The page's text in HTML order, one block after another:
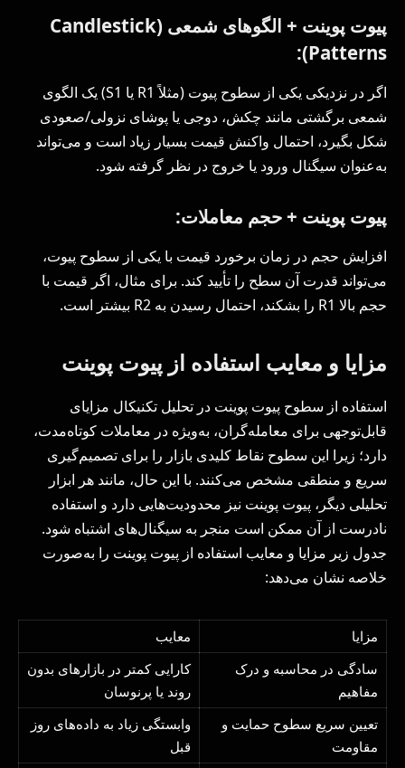
پیوت پوینت + الگوهای شمعی (Candlestick
Patterns
):
اگر در نزدیکی یکی از سطوح پیوت (مثلاً R1 یا S1) یک الگوی
شمعی برگشتی مانند چکش، دوجی یا پوشای نزولی/صعودی
شکل بگیرد، احتمال واکنش قیمت بسیار زیاد است و می‌تواند
به‌عنوان سیگنال ورود یا خروج در نظر گرفته شود.
پیوت پوینت + حجم معاملات:
افزایش حجم در زمان برخورد قیمت با یکی از سطوح پیوت،
می‌تواند قدرت آن سطح را تأیید کند. برای مثال، اگر قیمت با
حجم بالا R1 را بشکند، احتمال رسیدن به R2 بیشتر است.
مزایا و معایب استفاده از پیوت پوینت
استفاده از سطوح پیوت پوینت در تحلیل تکنیکال مزایای
قابل‌توجهی برای معامله‌گران، به‌ویژه در معاملات کوتاه‌مدت،
دارد؛ زیرا این سطوح نقاط کلیدی بازار را برای تصمیم‌گیری
سریع و منطقی مشخص می‌کنند. با این حال، مانند هر ابزار
تحلیلی دیگر، پیوت پوینت نیز محدودیت‌هایی دارد و استفاده
نادرست از آن ممکن است منجر به سیگنال‌های اشتباه شود.
جدول زیر مزایا و معایب استفاده از پیوت پوینت را به‌صورت
خلاصه نشان می‌دهد:
مزایا
معایب
سادگی در محاسبه و درک
مفاهیم
کارایی کمتر در بازارهای بدون
روند یا پرنوسان
تعیین سریع سطوح حمایت و
مقاومت
وابستگی زیاد به داده‌های روز
قبل